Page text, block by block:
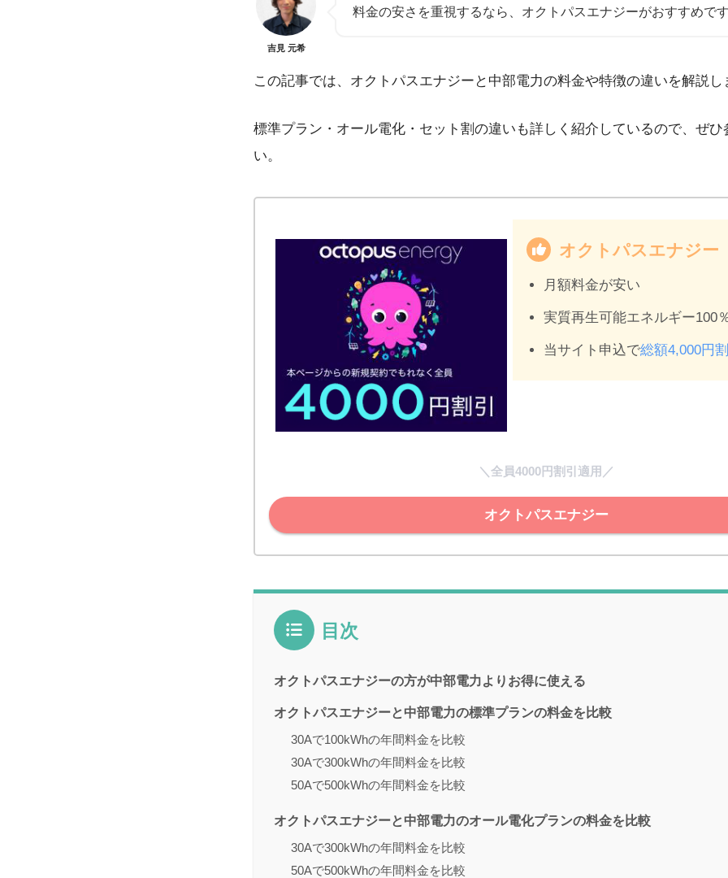
吉見 元希
料金の安さを重視するなら、オクトパスエナジーがおすすめで
この記事では、オクトパスエナジーと中部電力の料金や特徴の違いを解説し
標準プラン・オール電化・セット割の違いも詳しく紹介しているので、ぜ
い。
オクトパスエナジー
月額料金が安い
実質再生可能エネルギー100
当サイト申込で総額4,000円
＼全員4000円割引適用／
オクトパスエナジー
目次
オクトパスエナジーの方が中部電力よりお得に使える
オクトパスエナジーと中部電力の標準プランの料金を比較
30Aで100kWhの年間料金を比較
30Aで300kWhの年間料金を比較
50Aで500kWhの年間料金を比較
オクトパスエナジーと中部電力のオール電化プランの料金を比較
30Aで300kWhの年間料金を比較
50Aで500kWhの年間料金を比較